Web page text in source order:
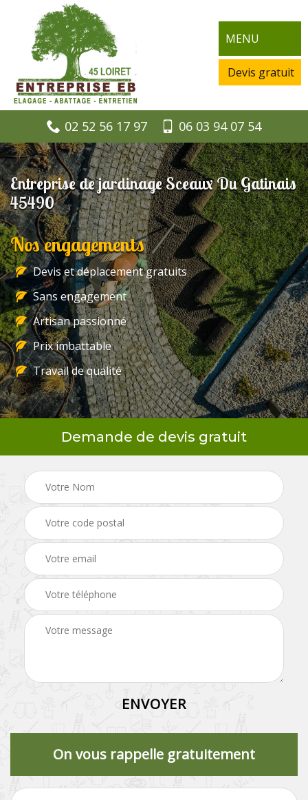
MENU
Devis gratuit
02 52 56 17 97 06 03 94 07 54
Entreprise de jardinage Sceaux Du Gatinais
45490
Nos engagements
Devis et déplacement gratuits
Sans engagement
Artisan passionné
Prix imbattable
Travail de qualité
Demande de devis gratuit
On vous rappelle gratuitement